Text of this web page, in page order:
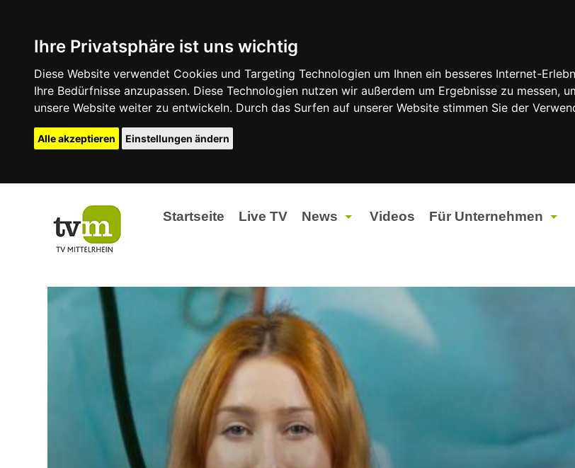
Ihre Privatsphäre ist uns wichtig
Diese Website verwendet Cookies und Targeting Technologien um Ihnen ein besseres Internet-
Ihre Bedürfnisse anzupassen. Diese Technologien nutzen wir außerdem um Ergebnisse zu messen,
unsere Website weiter zu entwickeln. Durch das Surfen auf unserer Website stimmen Sie der
Alle akzeptieren Einstellungen ändern
Startseite Live TV News
Landtagswahlen 2026
Lokales
Partner Content
Sport
Videos Für Unternehmen